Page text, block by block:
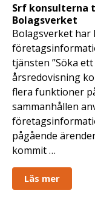
Srf konsulterna
Bolagsverket
Bolagsverket har
tjänsten ”Söka
årsredovisning
flera funktioner
sammanhållen
pågående
kommit …
Läs mer